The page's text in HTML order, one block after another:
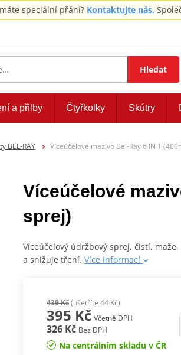
speciální přání? Kontaktujte nás.
Hledat
a přilby Čtyřkolky Skútry
BEL-RAY Víceúčelové mazivo Bel-Ray 6 IN 1
Víceúčelové
sprej)
Víceúčelový údržbový sprej, čistí,
a snižuje tření. Více informací
439 Kč(ušetříte 44 Kč)
395 Kč Včetně DPH
326 Kč Bez DPH
Na centrálním skladu v ČR